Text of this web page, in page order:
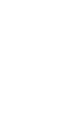
Esta hoja de
Ayuntamiento
miembros de
San Mateo